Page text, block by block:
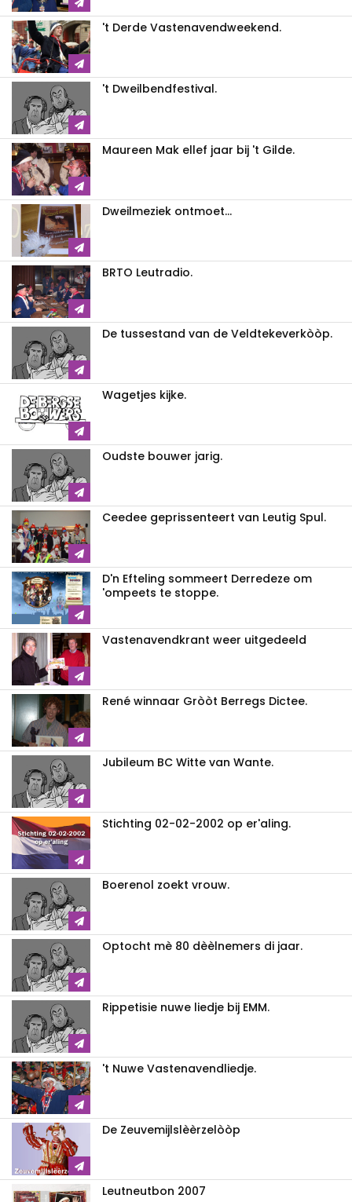
't Derde Vastenavendweekend.
't Dweilbendfestival.
Maureen Mak ellef jaar bij 't Gilde.
Dweilmeziek ontmoet...
BRTO Leutradio.
De tussestand van de Veldtekeverkòòp.
Wagetjes kijke.
Oudste bouwer jarig.
Ceedee geprissenteert van Leutig Spul.
D'n Efteling sommeert Derredeze om
'ompeets te stoppe.
Vastenavendkrant weer uitgedeeld
René winnaar Gròòt Berregs Dictee.
Jubileum BC Witte van Wante.
Stichting 02-02-2002 op er'aling.
Boerenol zoekt vrouw.
Optocht mè 80 dèèlnemers di jaar.
Rippetisie nuwe liedje bij EMM.
't Nuwe Vastenavendliedje.
De Zeuvemijlslèèrzelòòp
Leutneutbon 2007